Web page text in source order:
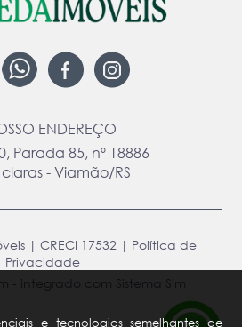
e tecnologias semelhantes de
ENDEREÇO
Parada 85, nº 18886
- Viamão/RS
| CRECI 17532 | Política de
Privacidade
- integrado com Sistema Sim